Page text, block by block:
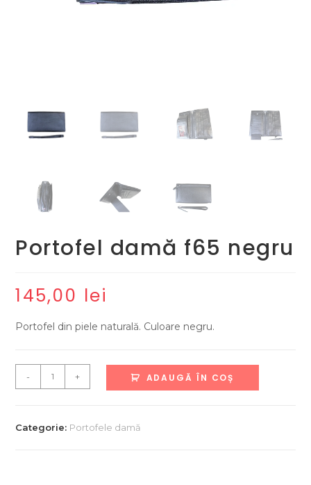
Portofel damă f65 negru
145,00 lei
Portofel din piele naturală. Culoare negru.
Cantitate
Portofel
f65
- + ADAUGĂ ÎN COȘ
Categorie: Portofele damă